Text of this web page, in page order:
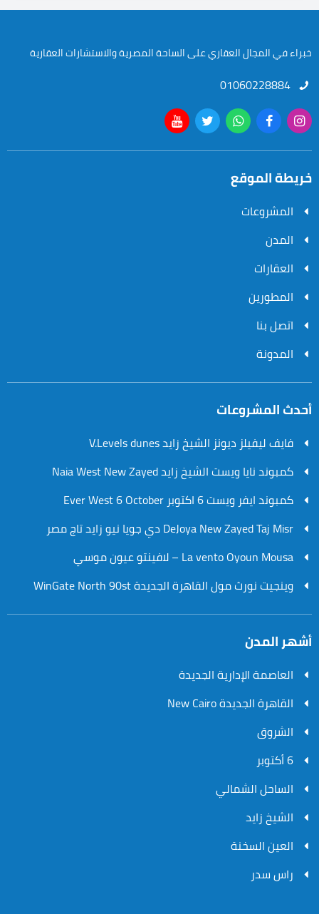
خبراء في المجال العقاري على الساحة المصرية والاستشارات العقارية
01060228884
خريطة الموقع
المشروعات
المدن
العقارات
المطورين
اتصل بنا
المدونة
أحدث المشروعات
فايف ليفيلز ديونز الشيخ زايد V.Levels dunes
كمبوند نايا ويست الشيخ زايد Naia West New Zayed
كمبوند ايفر ويست 6 اكتوبر Ever West 6 October
DeJoya New Zayed Taj Misr دي جويا نيو زايد تاج مصر
La vento Oyoun Mousa – لافينتو عيون موسي
وينجيت نورث مول القاهرة الجديدة WinGate North 90st
أشهر المدن
العاصمة الإدارية الجديدة
القاهرة الجديدة New Cairo
الشروق
6 أكتوبر
الساحل الشمالي
الشيخ زايد
العين السخنة
راس سدر